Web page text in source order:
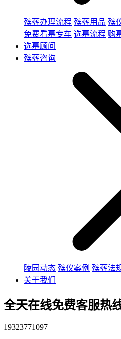
殡葬办理流程 殡葬用品 殡
免费看墓专车 选墓流程 购
选墓顾问
殡葬咨询
陵园动态 殡仪案例 殡葬法
关于我们
全天在线免费客服热
19323771097